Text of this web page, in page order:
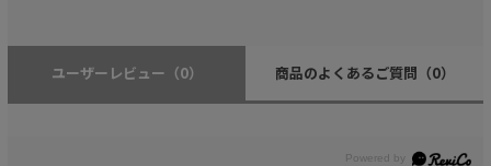
ユーザーレビュー （0） 商品のよくあるご質問 （0）